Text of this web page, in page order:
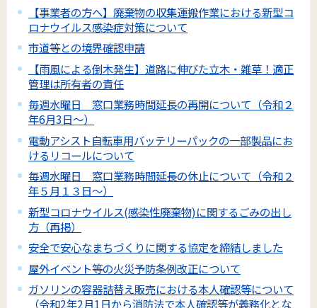
【事業者の方へ】廃棄物の収集運搬作業における新型コ
ロナウイルス感染症対策について
市道等との境界確認申請
【雨風による倒木発生】道路に伸びた立木・雑草！適正
管理は所有者の責任
毎週水曜日 窓口業務時間延長の再開について（令和２
年6月3日～）
電動アシスト自転車用バッテリーパックの一部製品にお
けるリコールについて
毎週水曜日 窓口業務時間延長の休止について（令和２
年５月１３日～）
新型コロナウイルス(感染性廃棄物)に関するごみの出し
方（再掲）
安全で安心なまちづくりに関する協定を締結しました
屋外イベント等の火災予防条例改正について
ガソリンの容器詰替え販売における本人確認等について
（令和2年2月1日から消防法で本人確認等が義務化とな